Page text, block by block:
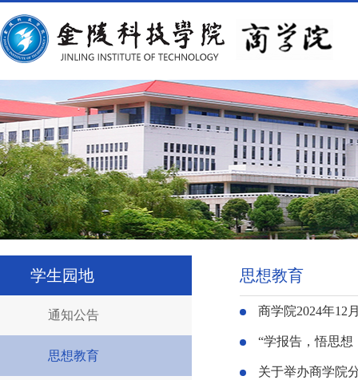
学生园地
通知公告
思想教育
思想教育
商学院2024年12
“学报告，悟思
关于举办商学院